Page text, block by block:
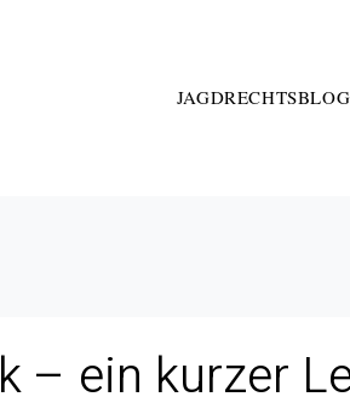
JAGDRECHTSBLOG
– ein kurzer